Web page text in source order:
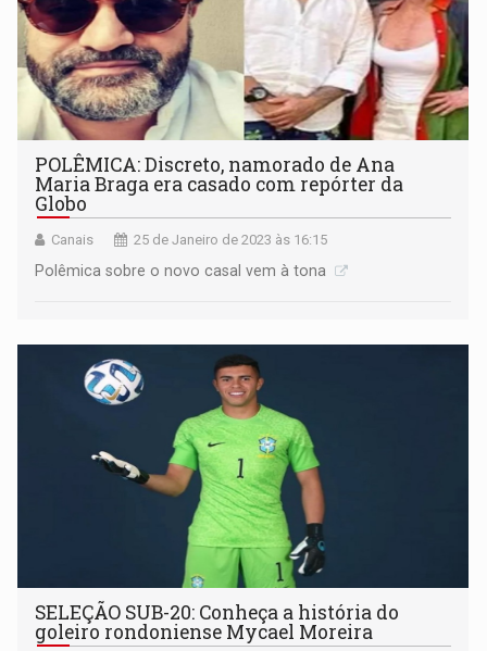
POLÊMICA: Discreto, namorado de Ana
Maria Braga era casado com repórter da
Globo
Canais 25 de Janeiro de 2023 às 16:15
Polêmica sobre o novo casal vem à tona
SELEÇÃO SUB-20: Conheça a história do
goleiro rondoniense Mycael Moreira